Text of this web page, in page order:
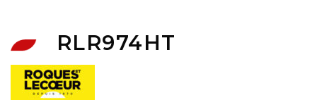
RLR974HT